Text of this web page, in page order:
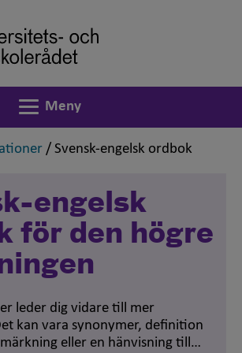
Växla navigering
Meny
,
/ Svensk-engelsk ordbok
engelsk
för den högre
leder dig vidare till mer
kan vara synonymer, definition
eller en hänvisning till